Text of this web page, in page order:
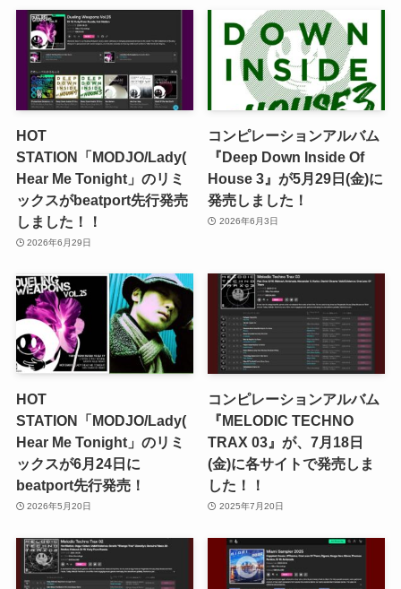
HOT
STATION「MODJO/Lady(
Hear Me Tonight」のリミ
ックスがbeatport先行発売
しました！！
2026年6月29日
コンピレーションアルバム
『Deep Down Inside Of
House 3』が5月29日(金)に
発売しました！
2026年6月3日
HOT
STATION「MODJO/Lady(
Hear Me Tonight」のリミ
ックスが6月24日に
beatport先行発売！
2026年5月20日
コンピレーションアルバム
『MELODIC TECHNO
TRAX 03』が、7月18日
(金)に各サイトで発売しま
した！！
2025年7月20日